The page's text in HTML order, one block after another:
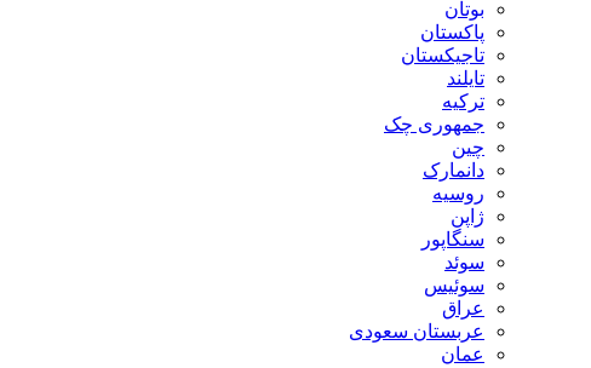
بوتان
پاکستان
تاجیکستان
تایلند
ترکیه
جمهوری چک
چین
دانمارک
روسیه
ژاپن
سنگاپور
سوئد
سوئیس
عراق
عربستان سعودی
عمان